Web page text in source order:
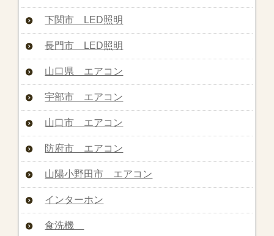
下関市 LED照明
長門市 LED照明
山口県 エアコン
宇部市 エアコン
山口市 エアコン
防府市 エアコン
山陽小野田市 エアコン
インターホン
食洗機